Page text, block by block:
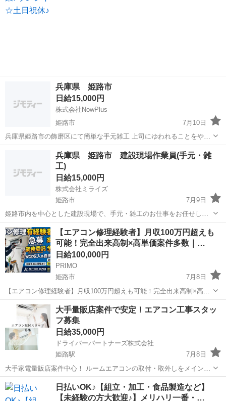
兵庫県 姫路市
日給15,000円
株式会社NowPlus
姫路市
7月10日
兵庫県姫路市の飾磨区にて簡単な手元雑工 上司にゆわれることをやる
だけ簡単にできる作業になります。 初心者でも大丈夫です！ お話から
でも大丈夫！ ご連絡お待ちしております。 松田 090-2020-2020
建築 手元
兵庫県 姫路市 建設現場作業員(手元・雑
工)
日給15,000円
株式会社ミライズ
姫路市
7月9日
姫路市内を中心とした建設現場で、手元・雑工のお仕事をお任せしま
す。 主な業務は、解体工事や足場工事の補助作業など、簡単な手元作
業です。未経験の方でも、先輩スタッフが丁寧にサポートしますので
安心してスタートできます。 経験...
兵庫 姫路市 その他
【エアコン修理経験者】月収100万円超えも
可能！完全出来高制×高単価案件多数｜…
日給100,000円
PRIMO
姫路市
7月8日
【エアコン修理経験者】月収100万円超えも可能！完全出来高制×高単
価案件多数｜夏に向けて今が最高のスタート時期！ 【業務委託】エア
コン修理・メンテナンススタッフ（有経験者） 仕事内容 一般家庭やオ
フィス、店舗におけるエア...
兵庫 姫路市 建築 出来高制
大手量販店案件で安定！エアコン工事スタッ
フ募集
日給35,000円
ドライバーパートナーズ株式会社
姫路駅
7月8日
大手家電量販店案件中心！ ルームエアコンの取付・取外しをメインに
行っていただくお仕事です。 ご家庭・空室物件・新築住宅など、幅広
い現場があり、年間を通して安定した案件数があります。 繁忙期につ
き、全国エリアで増員強化中！...
兵庫 姫路市 姫路駅 建築 量販店
日払いOK♪【組立・加工・食品製造など】
【未経験の方大歓迎♪】メリハリ一番・…